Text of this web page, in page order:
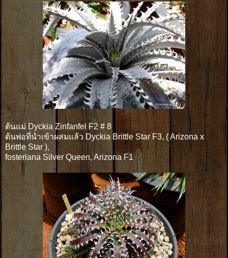
ต้นแม่ Dyckia Zinfanfel F2 # 8
ต้นพ่อที่นำเข้าผสมแล้ว Dyckia Brittle Star F3, ( Arizona x
Brittle Star ),
fosteriana Silver Queen, Arizona F1